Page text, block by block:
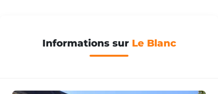
Informations sur Le Blanc